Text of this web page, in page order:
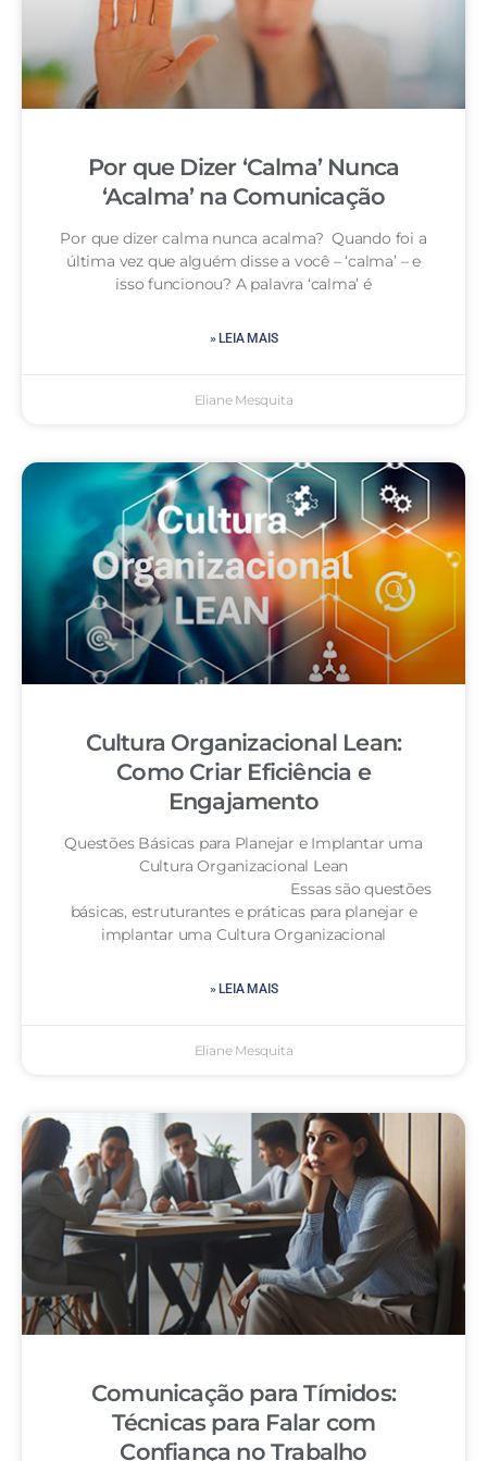
Por que Dizer ‘Calma’ Nunca
‘Acalma’ na Comunicação
Por que dizer calma nunca acalma? Quando foi a
última vez que alguém disse a você – ‘calma’ – e
isso funcionou? A palavra ‘calma’ é
» LEIA MAIS
Eliane Mesquita
Cultura Organizacional Lean:
Como Criar Eficiência e
Engajamento
Questões Básicas para Planejar e Implantar uma
Cultura Organizacional Lean
Essas são questões
básicas, estruturantes e práticas para planejar e
implantar uma Cultura Organizacional
» LEIA MAIS
Eliane Mesquita
Comunicação para Tímidos:
Técnicas para Falar com
Confiança no Trabalho